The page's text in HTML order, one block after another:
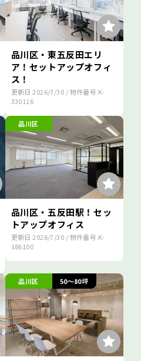
品川区・東五反田エリ
ア！セットアップオフィ
ス！
更新日2026/7/30 / 物件番号 K-
330116
品川区
品川区・五反田駅！セッ
トアップオフィス
更新日2026/7/30 / 物件番号 K-
186100
品川区 50～80坪